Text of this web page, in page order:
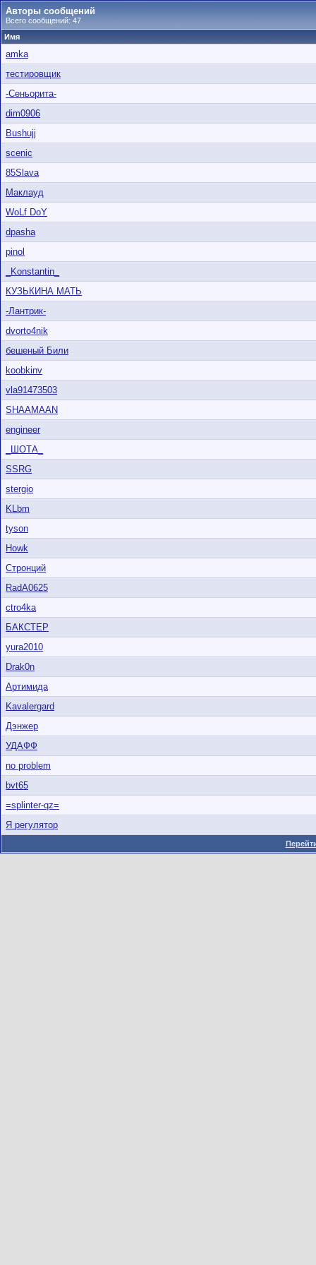
Авторы сообщений
Всего сообщений: 47
Имя
amka
тестировщик
-Сеньорита-
dim0906
Bushujj
scenic
85Slava
Маклауд
WoLf DoY
dpasha
pinol
_Konstantin_
КУЗЬКИНА МАТЬ
-Лантрик-
dvorto4nik
бешеный Били
koobkinv
vla91473503
SHAAMAAN
engineer
_ШОТА_
SSRG
stergio
KLbm
tyson
Howk
Стронций
RadA0625
ctro4ka
БАКСТЕР
yura2010
Drak0n
Артимида
Kavalergard
Дэнжер
УДАФФ
no problem
bvt65
=splinter-qz=
Я регулятор